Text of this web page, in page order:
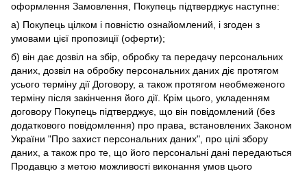
оформлення Замовлення, Покупець підтверджує наступне:
а) Покупець цілком і повністю ознайомлений, і згоден з
умовами цієї пропозиції (оферти);
б) він дає дозвіл на збір, обробку та передачу персональних
даних, дозвіл на обробку персональних даних діє протягом
усього терміну дії Договору, а також протягом необмеженого
терміну після закінчення його дії. Крім цього, укладенням
договору Покупець підтверджує, що він повідомлений (без
додаткового повідомлення) про права, встановлених Законом
України "Про захист персональних даних", про цілі збору
даних, а також про те, що його персональні дані передаються
Продавцю з метою можливості виконання умов цього